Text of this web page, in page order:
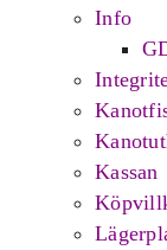
Info
Kassan